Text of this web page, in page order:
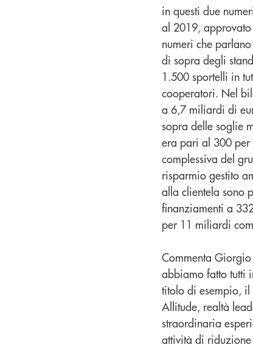
in questi due
al 2019, approvato
numeri che
di sopra degli
1.500 sportelli in
cooperatori. Nel
a 6,7 miliardi di
sopra delle soglie
era pari al 300 per
complessiva del
risparmio gestito
alla clientela sono
finanziamenti a
per 11 miliardi
Commenta Giorgio
abbiamo fatto tutti
titolo di esempio, il
Allitude, realtà
straordinaria
attività di